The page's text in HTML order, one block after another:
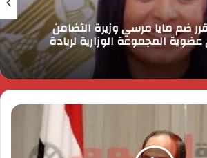
ضم مايا مرسي وزيرة التضامن
عضوية المجموعة الوزارية لريادة